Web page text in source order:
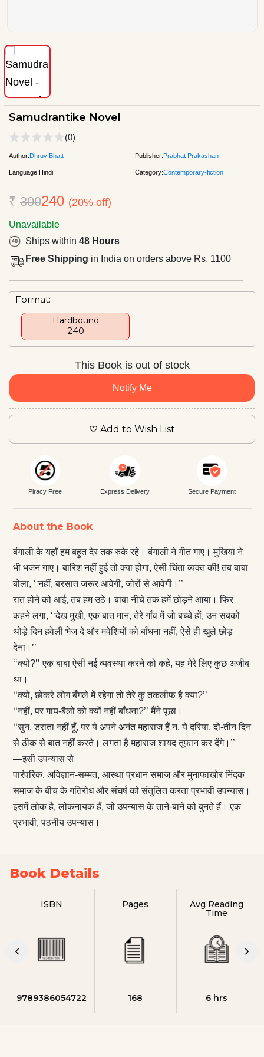
Samudrantike Novel
(0)
Author:Dhruv Bhatt Publisher:Prabhat Prakashan
Language:Hindi Category:Contemporary-fiction
₹ 300240 (20% off)
Unavailable
Ships within 48 Hours
Free Shipping in India on orders above Rs. 1100
Format:
Hardbound
₹240
This Book is out of stock
Notify Me
Add to Wish List
Piracy Free Express Delivery Secure Payment
About the Book
बंगाली के यहाँ हम बहुत देर तक रुके रहे। बंगाली ने गीत गाए। मुखिया ने
भी भजन गाए। बारिश नहीं हुई तो क्या होगा, ऐसी चिंता व्यक्त की! तब बाबा
बोला, ‘‘नहीं, बरसात जरूर आवेगी, जोरों से आवेगी।’’
रात होने को आई, तब हम उठे। बाबा नीचे तक हमें छोड़ने आया। फिर
कहने लगा, ‘‘देख मुखी, एक बात मान, तेरे गाँव में जो बच्चे हों, उन सबको
थोड़े दिन हवेली भेज दे और मवेशियों को बाँधना नहीं, ऐसे ही खुले छोड़
देना।’’
‘‘क्यों?’’ एक बाबा ऐसी नई व्यवस्था करने को कहे, यह मेरे लिए कुछ अजीब
था।
‘‘क्यों, छोकरे लोग बँगले में रहेगा तो तेरे कु तकलीफ है क्या?’’
‘‘नहीं, पर गाय-बैलों को क्यों नहीं बाँधना?’’ मैंने पूछा।
‘‘सुन, डराता नहीं हूँ, पर ये अपने अनंत महाराज हैं न, ये दरिया, दो-तीन दिन
से ठीक से बात नहीं करते। लगता है महाराज शायद तूफान कर देंगे।’’
—इसी उपन्यास से
पारंपरिक, अविज्ञान-सम्मत, आस्था प्रधान समाज और मुनाफाखोर निंदक
समाज के बीच के गतिरोध और संघर्ष को संतुलित करता प्रभावी उपन्यास।
इसमें लोक है, लोकनायक हैं, जो उपन्यास के ताने-बाने को बुनते हैं। एक
प्रभावी, पठनीय उपन्यास।
Book Details
ISBN
9789386054722
Pages
168
Avg Reading
Time
6 hrs